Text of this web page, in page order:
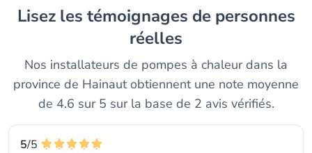
Lisez les témoignages de personnes
réelles
Nos installateurs de pompes à chaleur dans la
province de Hainaut obtiennent une note moyenne
de 4.6 sur 5 sur la base de 2 avis vérifiés.
5/5